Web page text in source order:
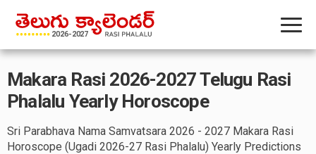
Makara Rasi 2026-2027 Telugu Rasi
Phalalu Yearly Horoscope
Sri Parabhava Nama Samvatsara 2026 - 2027 Makara Rasi
Horoscope (Ugadi 2026-27 Rasi Phalalu) Yearly Predictions